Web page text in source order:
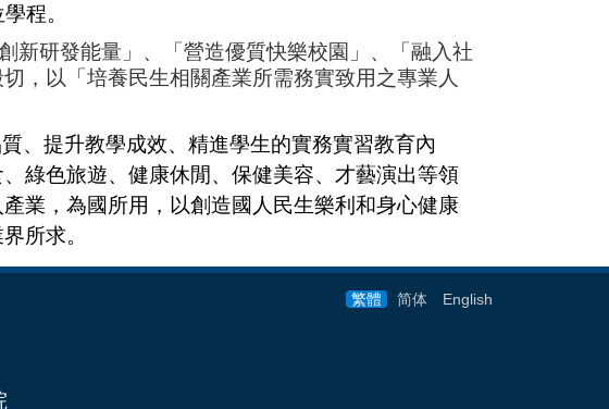
程。
新研發能量」、「營造優質快樂校園」、「融入社
，以「培養民生相關產業所需務實致用之專業人
、提升教學成效、精進學生的實務實習教育內
綠色旅遊、健康休閒、保健美容、才藝演出等領
業，為國所用，以創造國人民生樂利和身心健康
所求。
繁體 简体 English